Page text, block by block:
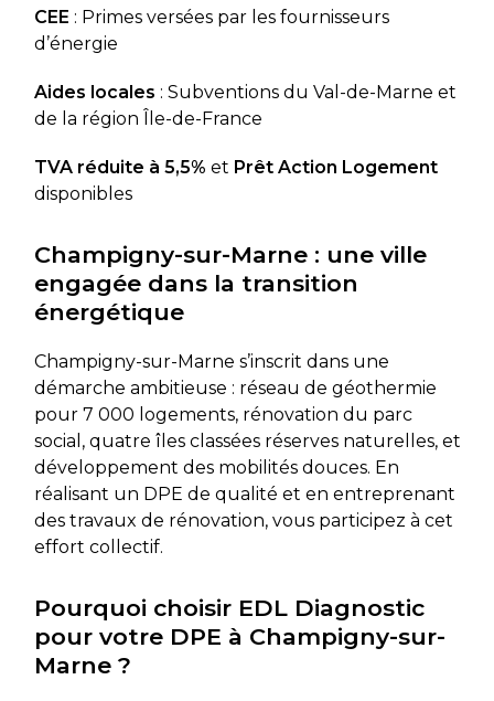
CEE : Primes versées par les fournisseurs
d’énergie
Aides locales : Subventions du Val-de-Marne et
de la région Île-de-France
TVA réduite à 5,5% et Prêt Action Logement
disponibles
Champigny-sur-Marne : une ville
engagée dans la transition
énergétique
Champigny-sur-Marne s’inscrit dans une
démarche ambitieuse : réseau de géothermie
pour 7 000 logements, rénovation du parc
social, quatre îles classées réserves naturelles, et
développement des mobilités douces. En
réalisant un DPE de qualité et en entreprenant
des travaux de rénovation, vous participez à cet
effort collectif.
Pourquoi choisir EDL Diagnostic
pour votre DPE à Champigny-sur-
Marne ?